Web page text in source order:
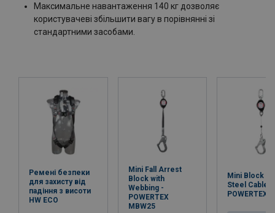
Максимальне навантаження 140 кг дозволяє
користувачеві збільшити вагу в порівнянні зі
стандартними засобами.
Ремені безпеки
для захисту від
падіння з висоти
HW ECO
Mini Fall Arrest
Block with
Webbing -
POWERTEX
MBW25
Mini Block
Steel Cable -
POWERTEX